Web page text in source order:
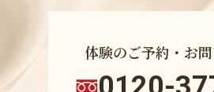
体験のご予約・お